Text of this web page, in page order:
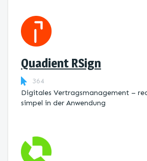
Quadient RSign
364
Digitales Vertragsmanagement –
simpel in der Anwendung